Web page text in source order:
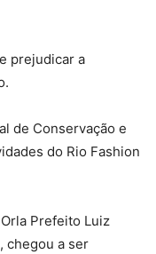
prejudicar a
de Conservação e
do Rio Fashion
Prefeito Luiz
chegou a ser